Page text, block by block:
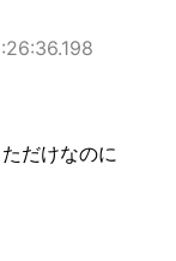
だけなのに